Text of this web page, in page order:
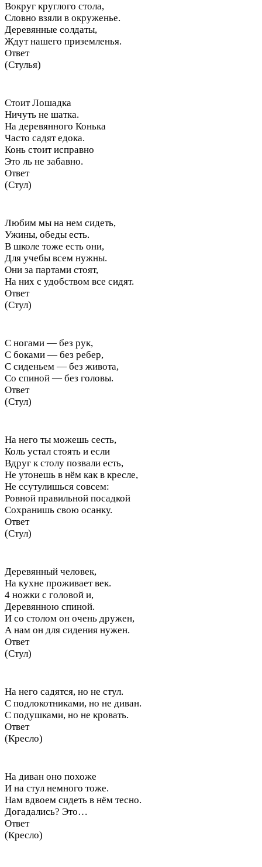
Вокруг круглого стола,
Словно взяли в окруженье.
Деревянные солдаты,
Ждут нашего приземленья.
Ответ
(Стулья)
Стоит Лошадка
Ничуть не шатка.
На деревянного Конька
Часто садят едока.
Конь стоит исправно
Это ль не забавно.
Ответ
(Стул)
Любим мы на нем сидеть,
Ужины, обеды есть.
В школе тоже есть они,
Для учебы всем нужны.
Они за партами стоят,
На них с удобством все сидят.
Ответ
(Стул)
С ногами — без рук,
С боками — без ребер,
С сиденьем — без живота,
Со спиной — без головы.
Ответ
(Стул)
На него ты можешь сесть,
Коль устал стоять и если
Вдруг к столу позвали есть,
Не утонешь в нём как в кресле,
Не ссутулишься совсем:
Ровной правильной посадкой
Сохранишь свою осанку.
Ответ
(Стул)
Деревянный человек,
На кухне проживает век.
4 ножки с головой и,
Деревянною спиной.
И со столом он очень дружен,
А нам он для сидения нужен.
Ответ
(Стул)
На него садятся, но не стул.
С подлокотниками, но не диван.
С подушками, но не кровать.
Ответ
(Кресло)
На диван оно похоже
И на стул немного тоже.
Нам вдвоем сидеть в нём тесно.
Догадались? Это…
Ответ
(Кресло)